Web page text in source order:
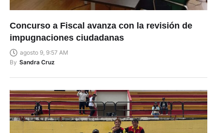
Concurso a Fiscal avanza con la revisión de
impugnaciones ciudadanas
agosto 9, 9:57 AM
By Sandra Cruz